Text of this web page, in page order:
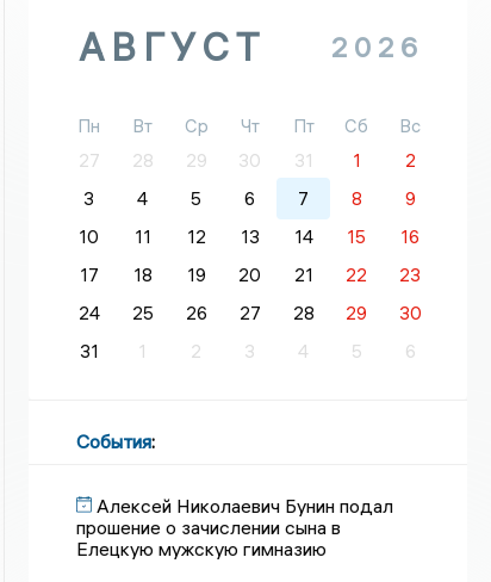
АВГУСТ 2026
Пн Вт Ср Чт Пт Сб
Вс
27
28 29 30 31 1
2
3
4 5 6 7 8
9
10
11 12 13 14 15
16
17
18 19 20 21 22
23
24
25 26 27 28 29
30
31
1 2 3 4 5 6
События:
Алексей Николаевич Бунин подал
прошение о зачислении сына в
Елецкую мужскую гимназию